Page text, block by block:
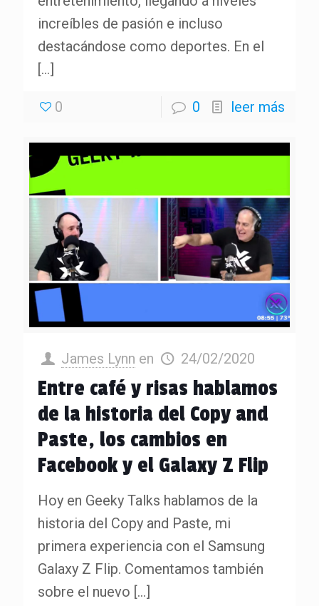
increíbles de pasión e incluso
destacándose como deportes. En el
[…]
0 0 leer más
James Lynn en 24/02/2020
Entre café y risas hablamos
de la historia del Copy and
Paste, los cambios en
Facebook y el Galaxy Z Flip
Hoy en Geeky Talks hablamos de la
historia del Copy and Paste, mi
primera experiencia con el Samsung
Galaxy Z Flip. Comentamos también
sobre el nuevo […]